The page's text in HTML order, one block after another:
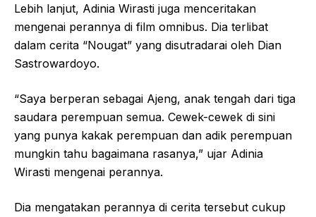
Lebih lanjut, Adinia Wirasti juga menceritakan
mengenai perannya di film omnibus. Dia terlibat
dalam cerita “Nougat” yang disutradarai oleh Dian
Sastrowardoyo.
“Saya berperan sebagai Ajeng, anak tengah dari tiga
saudara perempuan semua. Cewek-cewek di sini
yang punya kakak perempuan dan adik perempuan
mungkin tahu bagaimana rasanya,” ujar Adinia
Wirasti mengenai perannya.
Dia mengatakan perannya di cerita tersebut cukup